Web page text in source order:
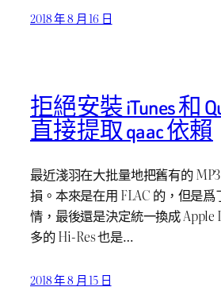
2018 年 8 月 16 日
拒絕安裝 iTunes 和
直接提取 qaac 依賴
最近淺羽在大批量地把舊有的
損。本來是在用 FLAC 的，但是
情，最後還是決定統一換成 Apple
多的 Hi-Res 也是…
2018 年 8 月 15 日